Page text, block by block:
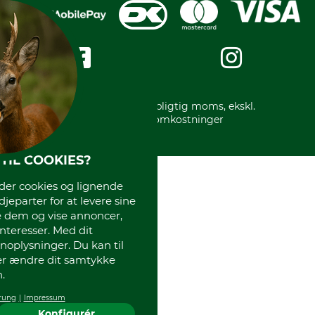
Privatlivspolitik
Handelsbetingelser
Impressum
Gratis returlabel
Kreditkort
Messe datoer
Om os
International
* Alle priser inkl. lovpligtig moms, ekskl.
forsendelsesomkostninger
COOKIES?
cookies og lignende
for at levere sine
og vise annoncer,
Med dit
Du kan til
ændre dit samtykke
Impressum